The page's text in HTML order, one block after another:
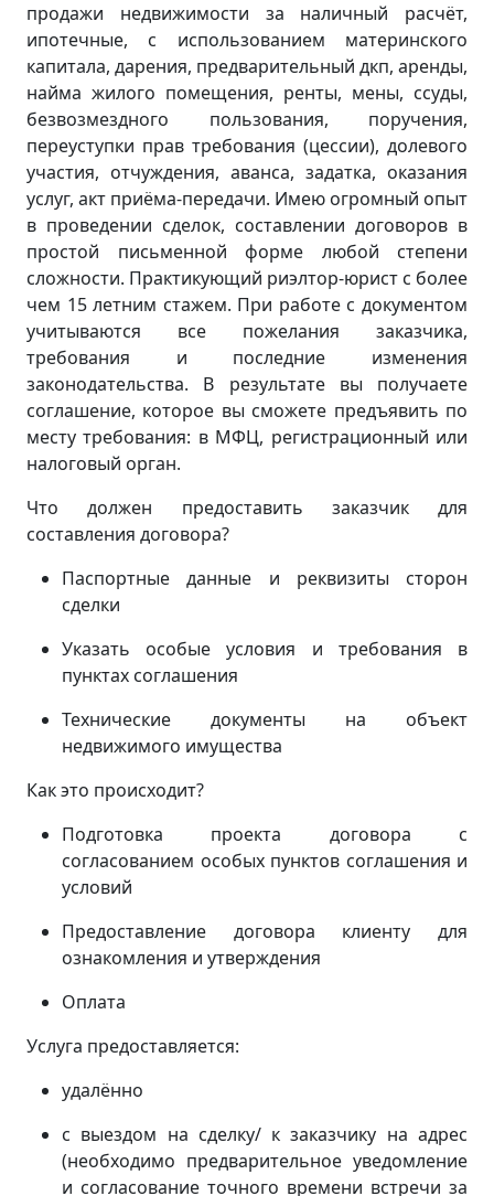
продажи недвижимости за наличный расчёт,
ипотечные, с использованием материнского
капитала, дарения, предварительный дкп, аренды,
найма жилого помещения, ренты, мены, ссуды,
безвозмездного пользования, поручения,
переуступки прав требования (цессии), долевого
участия, отчуждения, аванса, задатка, оказания
услуг, акт приёма-передачи. Имею огромный опыт
в проведении сделок, составлении договоров в
простой письменной форме любой степени
сложности. Практикующий риэлтор-юрист с более
чем 15 летним стажем. При работе с документом
учитываются все пожелания заказчика,
требования и последние изменения
законодательства. В результате вы получаете
соглашение, которое вы сможете предъявить по
месту требования: в МФЦ, регистрационный или
налоговый орган.
Что должен предоставить заказчик для
составления договора?
Паспортные данные и реквизиты сторон
сделки
Указать особые условия и требования в
пунктах соглашения
Технические документы на объект
недвижимого имущества
Как это происходит?
Подготовка проекта договора с
согласованием особых пунктов соглашения и
условий
Предоставление договора клиенту для
ознакомления и утверждения
Оплата
Услуга предоставляется:
удалённо
с выездом на сделку/ к заказчику на адрес
(необходимо предварительное уведомление
и согласование точного времени встречи за